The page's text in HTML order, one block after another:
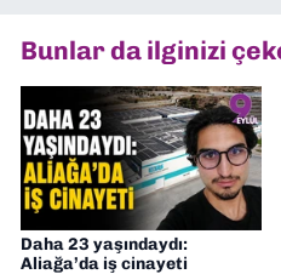
Müdürü”
odaklı
yapıyorum
Bunlar da ilginizi
Daha 23 yaşındaydı:
Aliağa’da iş cinayeti